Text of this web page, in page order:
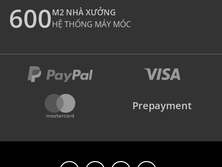
600M2 NHÀ XƯỞNG
HỆ THỐNG MÁY MÓC
Prepayment